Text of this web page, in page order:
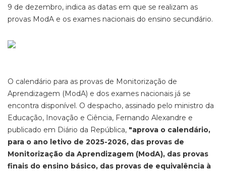
9 de dezembro, indica as datas em que se realizam as
provas ModA e os exames nacionais do ensino secundário.
O calendário para as provas de Monitorização de
Aprendizagem (ModA) e dos exames nacionais já se
encontra disponível. O despacho, assinado pelo ministro da
Educação, Inovação e Ciência, Fernando Alexandre e
publicado em Diário da República, "aprova o calendário,
para o ano letivo de 2025-2026, das provas de
Monitorização da Aprendizagem (ModA), das provas
finais do ensino básico, das provas de equivalência à